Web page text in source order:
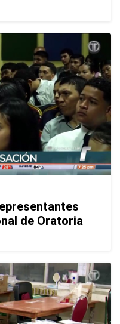
de Oratoria